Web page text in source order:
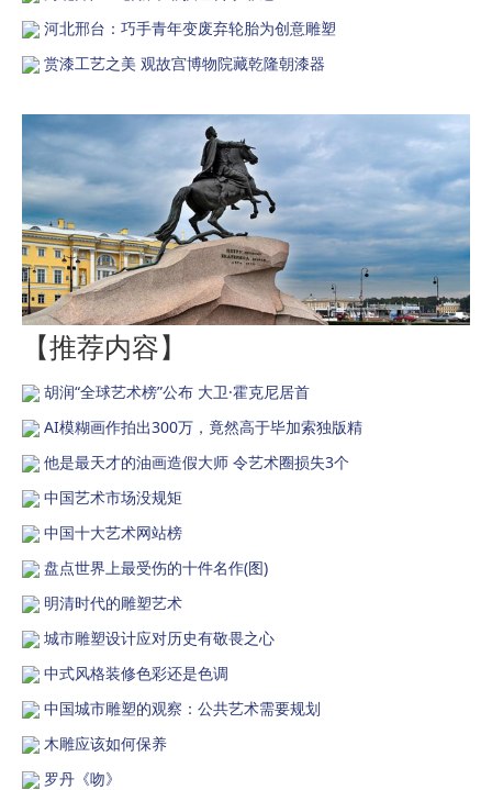
河北邢台：巧手青年变废弃轮胎为创意雕塑
赏漆工艺之美 观故宫博物院藏乾隆朝漆器
【推荐内容】
胡润“全球艺术榜”公布 大卫·霍克尼居首
AI模糊画作拍出300万，竟然高于毕加索独版精
他是最天才的油画造假大师 令艺术圈损失3个
中国艺术市场没规矩
中国十大艺术网站榜
盘点世界上最受伤的十件名作(图)
明清时代的雕塑艺术
城市雕塑设计应对历史有敬畏之心
中式风格装修色彩还是色调
中国城市雕塑的观察：公共艺术需要规划
木雕应该如何保养
罗丹《吻》